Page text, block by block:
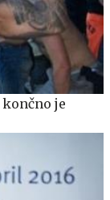
je